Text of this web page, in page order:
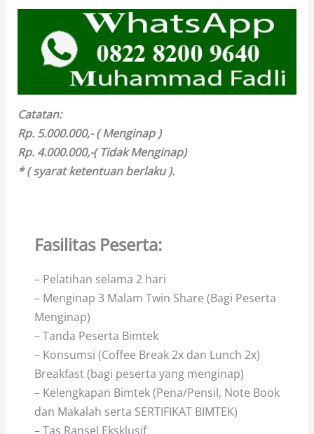
Catatan:
Rp. 5.000.000,- ( Menginap )
Rp. 4.000.000,-( Tidak Menginap)
* ( syarat ketentuan berlaku ).
Fasilitas Peserta:
– Pelatihan selama 2 hari
– Menginap 3 Malam Twin Share (Bagi Peserta
Menginap)
– Tanda Peserta Bimtek
– Konsumsi (Coffee Break 2x dan Lunch 2x)
Breakfast (bagi peserta yang menginap)
– Kelengkapan Bimtek (Pena/Pensil, Note Book
dan Makalah serta SERTIFIKAT BIMTEK)
– Tas Ransel Eksklusif